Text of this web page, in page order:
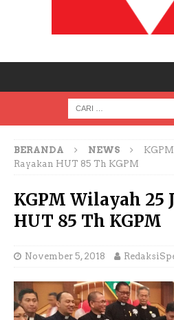
BERANDA NEWS
Rayakan HUT 85 Th KGPM
KGPM Wilayah 25
HUT 85 Th KGPM
November 5, 2018